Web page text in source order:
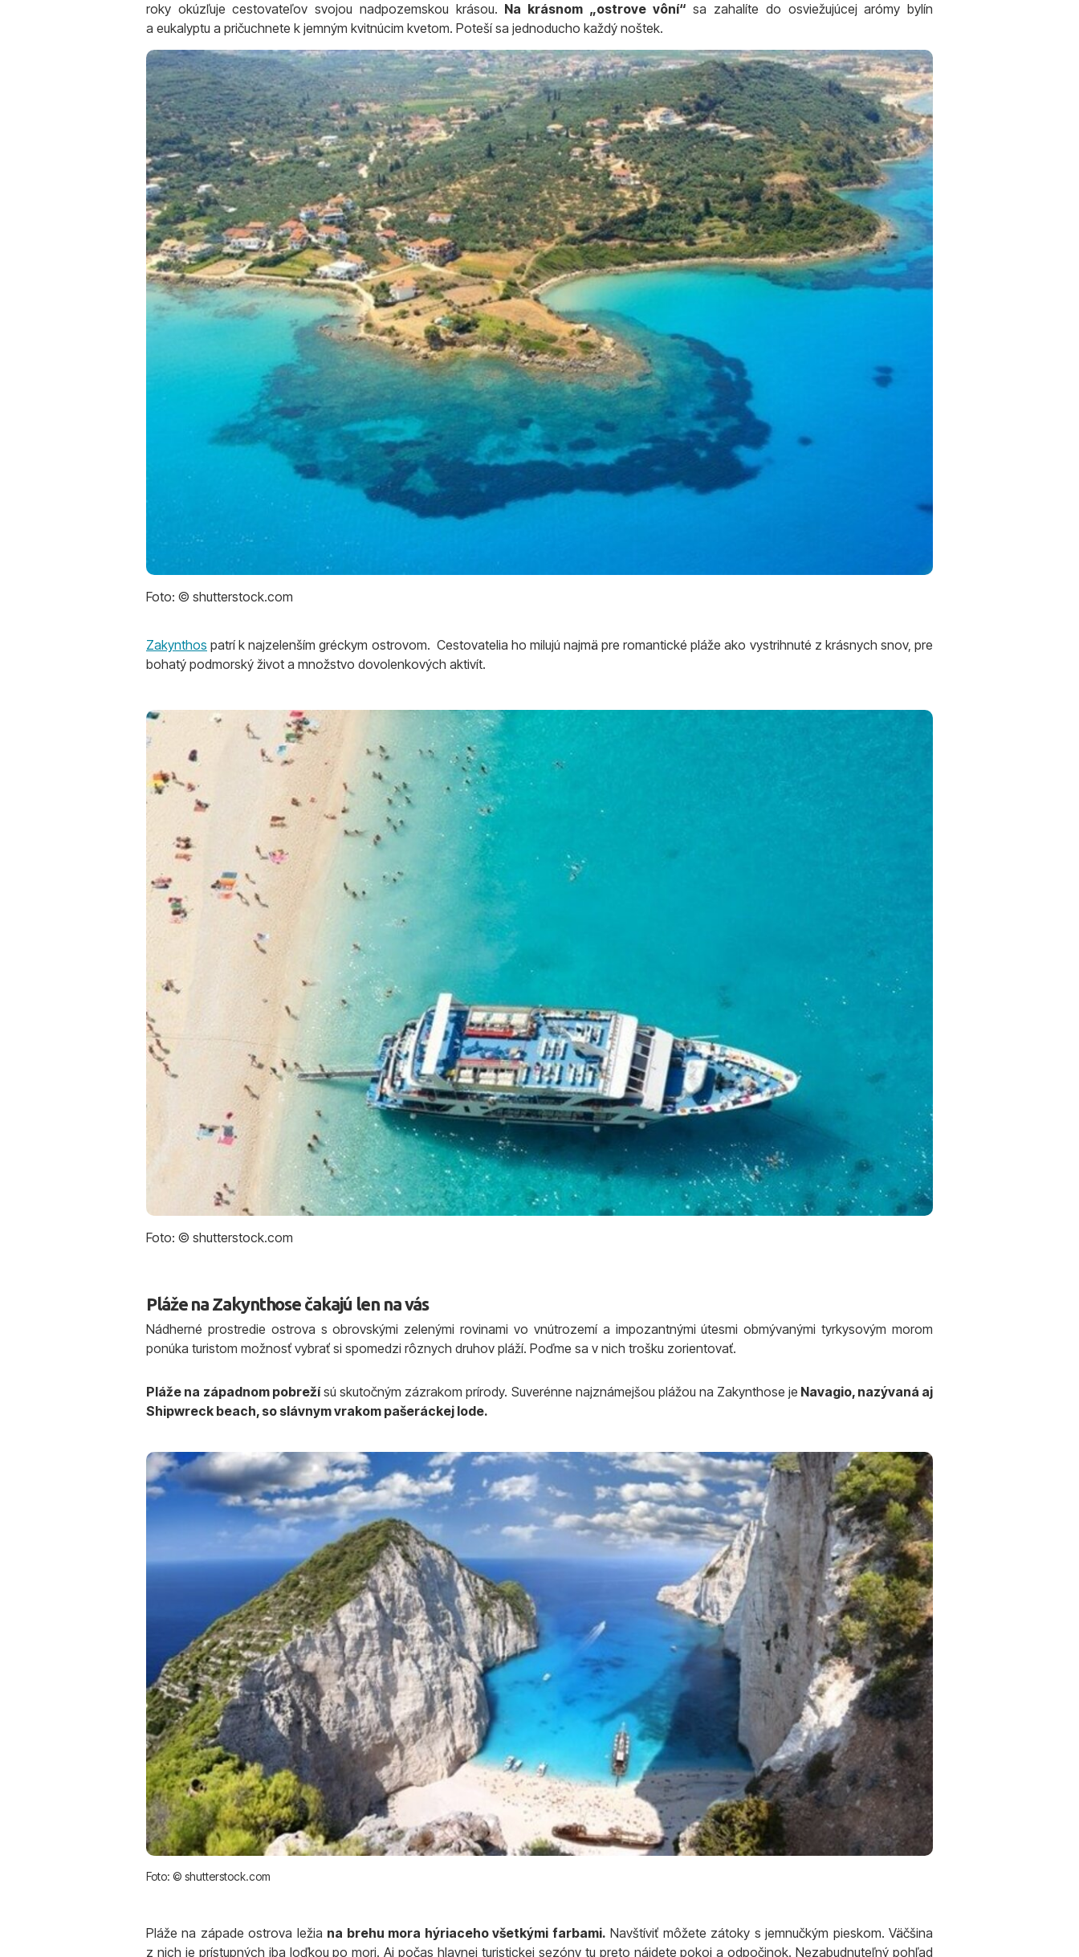
roky okúzľuje cestovateľov svojou nadpozemskou krásou. Na krásnom „ostrove vôní“ sa zahalíte do osviežujúcej arómy bylín
a eukalyptu a pričuchnete k jemným kvitnúcim kvetom. Poteší sa jednoducho každý noštek.
Foto: © shutterstock.com
Zakynthos patrí k najzelenším gréckym ostrovom. Cestovatelia ho milujú najmä pre romantické pláže ako vystrihnuté z krásnych snov, pre
bohatý podmorský život a množstvo dovolenkových aktivít.
Foto: © shutterstock.com
Pláže na Zakynthose čakajú len na vás
Nádherné prostredie ostrova s obrovskými zelenými rovinami vo vnútrozemí a impozantnými útesmi obmývanými tyrkysovým morom
ponúka turistom možnosť vybrať si spomedzi rôznych druhov pláží. Poďme sa v nich trošku zorientovať.
Pláže na západnom pobrežísú skutočným zázrakom prírody. Suverénne najznámejšou plážou na Zakynthose je Navagio, nazývaná aj
Shipwreck beach, so slávnym vrakom pašeráckej lode.
Foto: © shutterstock.com
Pláže na západe ostrova ležia na brehu mora hýriaceho všetkými farbami. Navštíviť môžete zátoky s jemnučkým pieskom. Väčšina
z nich je prístupných iba loďkou po mori. Aj počas hlavnej turistickej sezóny tu preto nájdete pokoj a odpočinok. Nezabudnuteľný pohľad